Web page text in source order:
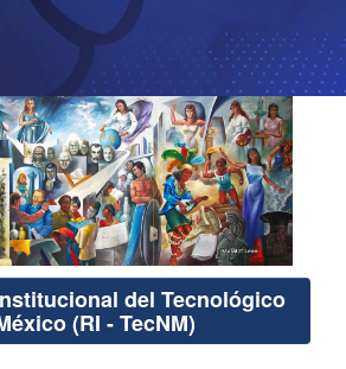
del Tecnológico
(RI - TecNM)